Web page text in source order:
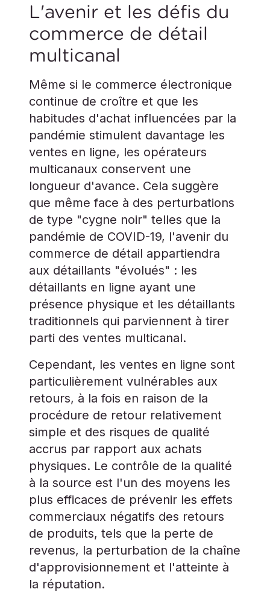
L'avenir et les défis du
commerce de détail
multicanal
Même si le commerce électronique
continue de croître et que les
habitudes d'achat influencées par la
pandémie stimulent davantage les
ventes en ligne, les opérateurs
multicanaux conservent une
longueur d'avance. Cela suggère
que même face à des perturbations
de type "cygne noir" telles que la
pandémie de COVID-19, l'avenir du
commerce de détail appartiendra
aux détaillants "évolués" : les
détaillants en ligne ayant une
présence physique et les détaillants
traditionnels qui parviennent à tirer
parti des ventes multicanal.
Cependant, les ventes en ligne sont
particulièrement vulnérables aux
retours, à la fois en raison de la
procédure de retour relativement
simple et des risques de qualité
accrus par rapport aux achats
physiques. Le contrôle de la qualité
à la source est l'un des moyens les
plus efficaces de prévenir les effets
commerciaux négatifs des retours
de produits, tels que la perte de
revenus, la perturbation de la chaîne
d'approvisionnement et l'atteinte à
la réputation.